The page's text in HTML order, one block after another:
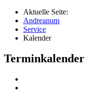
Aktuelle Seite:
Andreanum
Service
Kalender
Terminkalender